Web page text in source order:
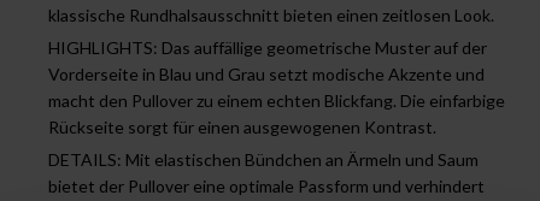
klassische Rundhalsausschnitt bieten einen zeitlosen Look.
HIGHLIGHTS: Das auffällige geometrische Muster auf der
Vorderseite in Blau und Grau setzt modische Akzente und
macht den Pullover zu einem echten Blickfang. Die einfarbige
Rückseite sorgt für einen ausgewogenen Kontrast.
DETAILS: Mit elastischen Bündchen an Ärmeln und Saum
bietet der Pullover eine optimale Passform und verhindert